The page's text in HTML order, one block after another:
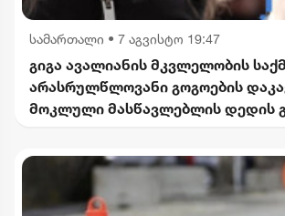
სამართალი • 7 აგვისტო 19:47
გიგა ავალიანის მკვლელობის
არასრულწლოვანი გოგოების
მოკლული მასწავლებლის დედის